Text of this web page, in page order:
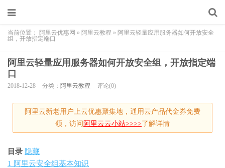
当前位置： 阿里云优惠网 » 阿里云教程 » 阿里云轻量应用服务器如何开放安全
组，开放指定端口
阿里云轻量应用服务器如何开放安全组，开放指定端
口
2018-12-28 分类： 阿里云教程 评论(0)
阿里云新老用户上云优惠聚集地，通用云产品代金券免费
领，访问 阿里云云小站>>>>了解详情
目录 隐藏
1 阿里云安全组基本知识